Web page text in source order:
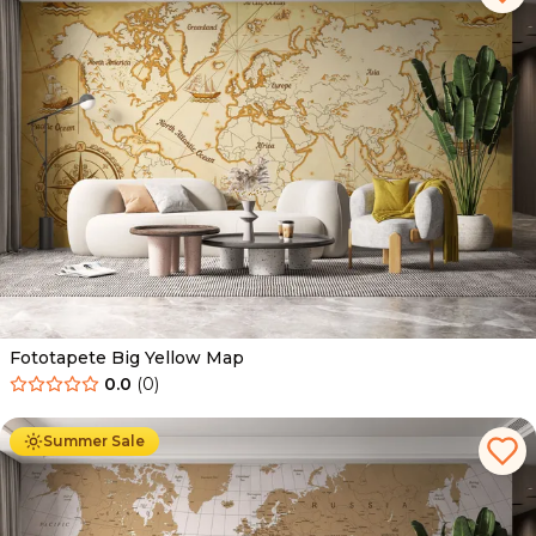
Fototapete Big Yellow Map
0.0 (0)
Summer Sale
Ab 34.90 € 19.90